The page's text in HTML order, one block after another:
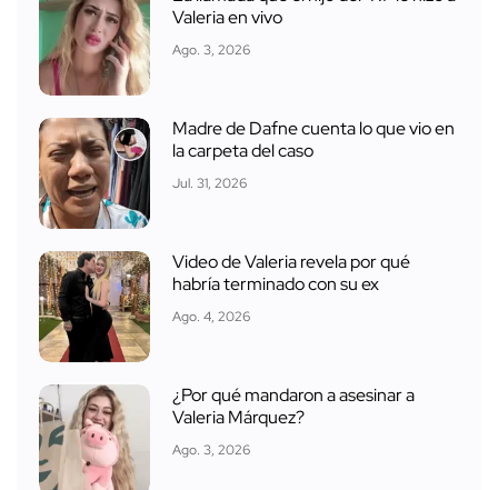
Valeria en vivo
Ago. 3, 2026
Madre de Dafne cuenta lo que vio en
la carpeta del caso
Jul. 31, 2026
Video de Valeria revela por qué
habría terminado con su ex
Ago. 4, 2026
¿Por qué mandaron a asesinar a
Valeria Márquez?
Ago. 3, 2026